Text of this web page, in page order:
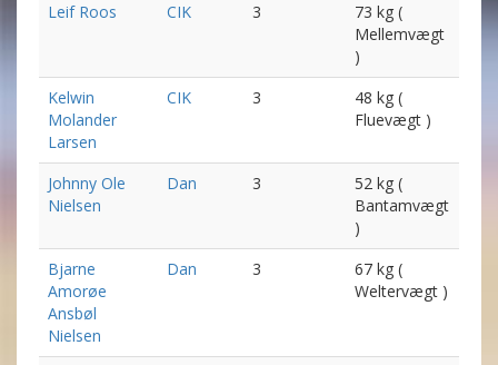
Leif Roos
CIK 3
73 kg (
Mellemvægt
)
Kelwin
Molander
Larsen
CIK 3
48 kg (
Fluevægt )
Johnny Ole
Nielsen
Dan 3
52 kg (
Bantamvægt
)
Bjarne
Amorøe
Ansbøl
Nielsen
Dan 3
67 kg (
Weltervægt )